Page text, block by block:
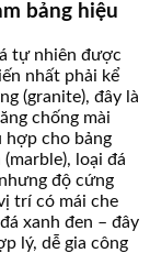
bảng hiệu
tự nhiên được
nhất phải kể
(granite), đây là
chống mài
hợp cho bảng
loại đá
độ cứng
trí có mái che
xanh đen – đây
lý, dễ gia công